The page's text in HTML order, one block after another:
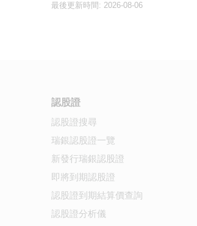
最後更新時間: 2026-08-06
認股證
認股證搜尋
瑞銀認股證一覽
新發行瑞銀認股證
即將到期認股證
認股證到期結算價查詢
認股證分析儀